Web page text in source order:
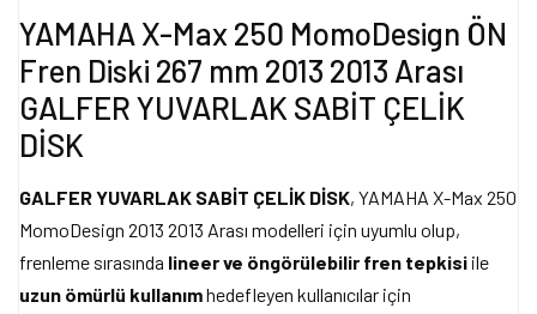
YAMAHA X-Max 250 MomoDesign ÖN
Fren Diski 267 mm 2013 2013 Arası
GALFER YUVARLAK SABİT ÇELİK
DİSK
GALFER YUVARLAK SABİT ÇELİK DİSK, YAMAHA X-Max 250
MomoDesign 2013 2013 Arası modelleri için uyumlu olup,
frenleme sırasında lineer ve öngörülebilir fren tepkisi ile
uzun ömürlü kullanımhedefleyen kullanıcılar için